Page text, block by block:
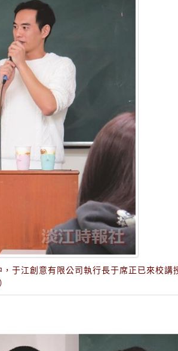
于江創意有限公司執行長于席正已來校講